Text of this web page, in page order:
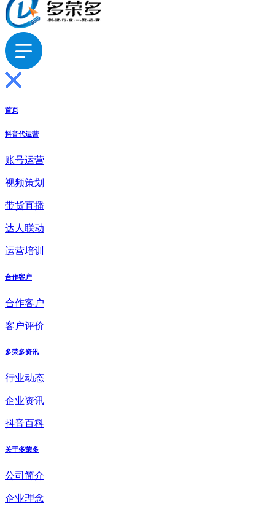
首页
抖音代运营
账号运营
视频策划
带货直播
达人联动
运营培训
合作客户
合作客户
客户评价
多荣多资讯
行业动态
企业资讯
抖音百科
关于多荣多
公司简介
企业理念